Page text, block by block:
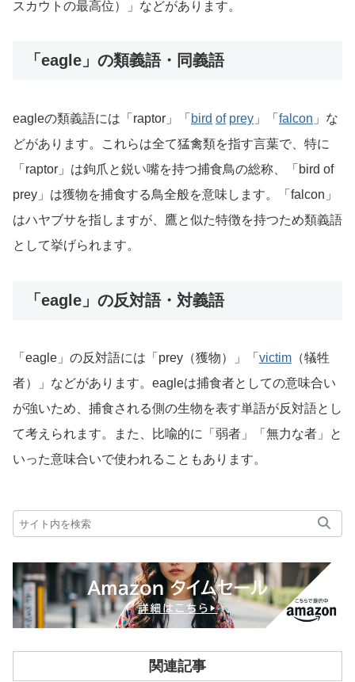
スカウトの最高位）」などがあります。
「eagle」の類義語・同義語
eagleの類義語には「raptor」「 bird of prey 」「 falcon 」な
どがあります。これらは全て猛禽類を指す言葉で、特に
「raptor」は鉤爪と鋭い嘴を持つ捕食鳥の総称、「bird of
prey」は獲物を捕食する鳥全般を意味します。「falcon」
はハヤブサを指しますが、鷹と似た特徴を持つため類義語
として挙げられます。
「eagle」の反対語・対義語
「eagle」の反対語には「prey（獲物）」「 victim （犠牲
者）」などがあります。eagleは捕食者としての意味合い
が強いため、捕食される側の生物を表す単語が反対語とし
て考えられます。また、比喩的に「弱者」「無力な者」と
いった意味合いで使われることもあります。
関連記事